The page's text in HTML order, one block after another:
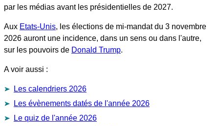
par les médias avant les présidentielles de 2027.
Aux Etats-Unis, les élections de mi-mandat du 3 novembre
2026 auront une incidence, dans un sens ou dans l'autre,
sur les pouvoirs de Donald Trump.
A voir aussi :
Les calendriers 2026
Les évènements datés de l'année 2026
Le quiz de l'année 2026